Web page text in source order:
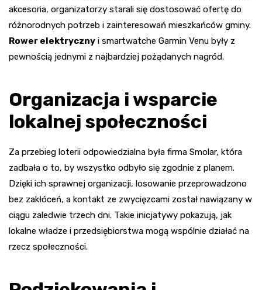
akcesoria, organizatorzy starali się dostosować ofertę do
różnorodnych potrzeb i zainteresowań mieszkańców gminy.
Rower elektryczny i smartwatche Garmin Venu były z
pewnością jednymi z najbardziej pożądanych nagród.
Organizacja i wsparcie
lokalnej społeczności
Za przebieg loterii odpowiedzialna była firma Smolar, która
zadbała o to, by wszystko odbyło się zgodnie z planem.
Dzięki ich sprawnej organizacji, losowanie przeprowadzono
bez zakłóceń, a kontakt ze zwycięzcami został nawiązany w
ciągu zaledwie trzech dni. Takie inicjatywy pokazują, jak
lokalne władze i przedsiębiorstwa mogą wspólnie działać na
rzecz społeczności.